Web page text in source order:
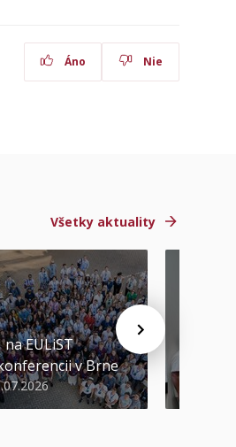
Áno Nie
Všetky aktuality
EULiST
v Brne